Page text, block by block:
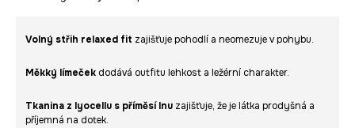
Volný střih relaxed fit zajišťuje pohodlí a neomezuje v pohybu.
Měkký límeček dodává outfitu lehkost a ležérní charakter.
Tkanina z lyocellu s příměsí lnu zajišťuje, že je látka prodyšná a
příjemná na dotek.